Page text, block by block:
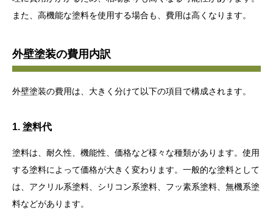
また、高機能な塗料を使用する場合も、費用は高くなります。
外壁塗装の費用内訳
外壁塗装の費用は、大きく分けて以下の項目で構成されます。
1. 塗料代
塗料は、耐久性、機能性、価格など様々な種類があります。使用
する塗料によって価格が大きく変わります。一般的な塗料として
は、アクリル系塗料、シリコン系塗料、フッ素系塗料、無機系塗
料などがあります。